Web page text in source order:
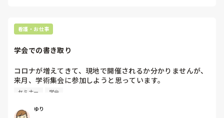
看護・お仕事
学会での書き取り
コロナが増えてきて、現地で開催されるか分かりませんが、
来月、学術集会に参加しようと思っています。
セミナー等の会場で、書き込みをするためにiPadを使用する
セミナー 学会
ゆり